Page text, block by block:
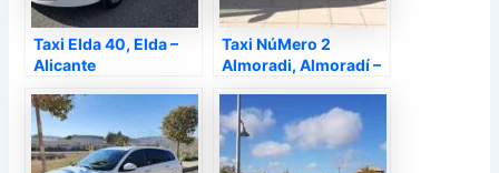
Taxi Elda 40, Elda –
Alicante
Taxi NúMero 2
Almoradi, Almoradí –